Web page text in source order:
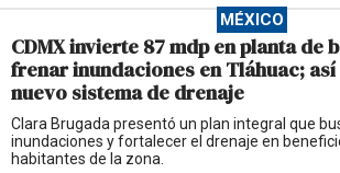
MÉXICO
CDMX invierte 87 mdp en planta de
frenar inundaciones en Tláhuac;
nuevo sistema de drenaje
Clara Brugada presentó un plan integral que
inundaciones y fortalecer el drenaje en
habitantes de la zona.